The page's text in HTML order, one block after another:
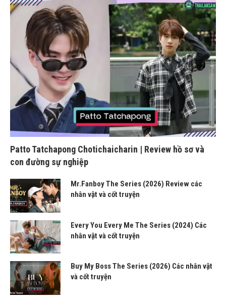
Patto Tatchapong Chotichaicharin | Review hồ sơ và
con đường sự nghiệp
Mr.Fanboy The Series (2026) Review các
nhân vật và cốt truyện
Every You Every Me The Series (2024) Các
nhân vật và cốt truyện
Buy My Boss The Series (2026) Các nhân vật
và cốt truyện